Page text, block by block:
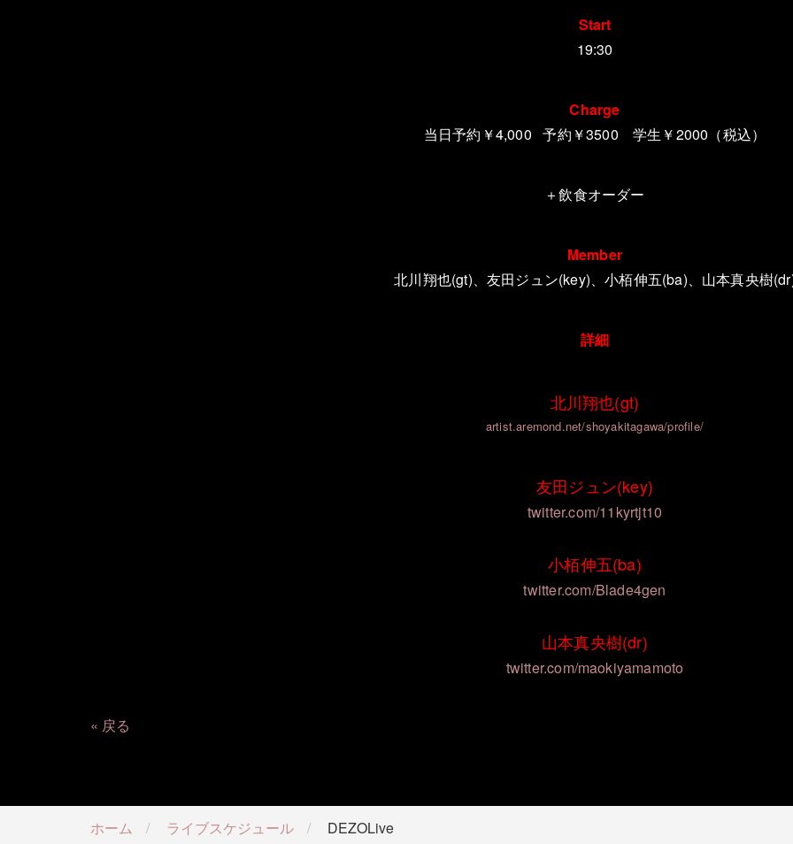
Start
19:30
Charge
当日予約 ￥4,000 予約￥3500 学生￥2000（税込）
＋飲食オーダー
Member
北川翔也(gt)、友田ジュン(key)、小栢伸五(ba)、山本真央樹
詳細
北川翔也(gt)
artist.aremond.net/shoyakitagawa/profile/
友田ジュン(key)
twitter.com/11kyrtjt10
小栢伸五(ba)
twitter.com/Blade4gen
山本真央樹(dr)
twitter.com/maokiyamamoto
戻る
ホーム ライブスケジュール DEZOLive